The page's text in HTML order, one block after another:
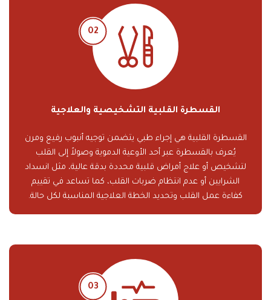
القسطرة القلبية التشخيصية والعلاجية
القسطرة القلبية هي إجراء طبي يتضمن توجيه أنبوب رفيع ومرن
يُعرف بالقسطرة عبر أحد الأوعية الدموية وصولاً إلى القلب
لتشخيص أو علاج أمراض قلبية محددة بدقة عالية، مثل انسداد
الشرايين أو عدم انتظام ضربات القلب، كما تساعد في تقييم
كفاءة عمل القلب وتحديد الخطة العلاجية المناسبة لكل حالة.